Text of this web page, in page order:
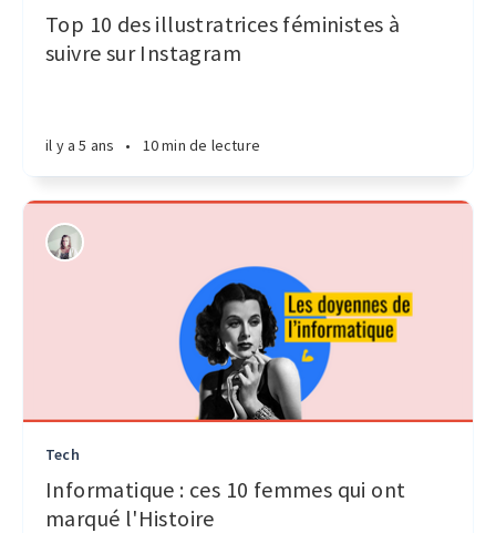
Top 10 des illustratrices féministes à
suivre sur Instagram
il y a 5 ans • 10 min de lecture
Tech
Informatique : ces 10 femmes qui ont
marqué l'Histoire